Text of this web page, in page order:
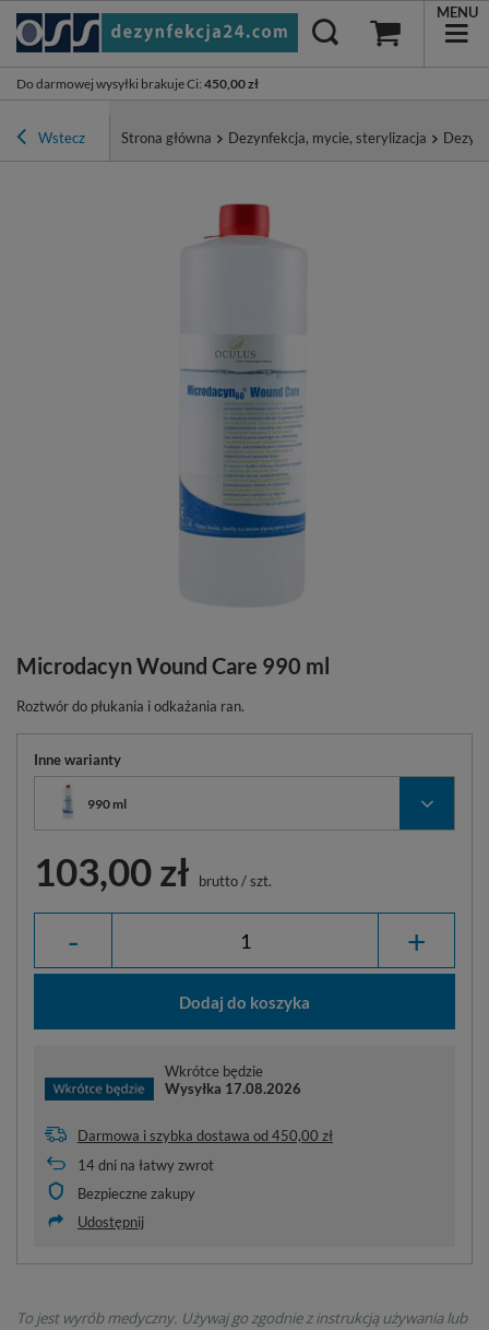
Do darmowej wysyłki brakuje Ci: 450,00 zł
MENU
Wstecz Strona główna Dezynfekcja, mycie, sterylizacja
Microdacyn Wound Care 990 ml
Roztwór do płukania i odkażania ran.
Inne warianty
990 ml
103,00 zł brutto/szt.
- +
Dodaj do koszyka
Wkrótce będzie
Wysyłka 17.08.2026
Darmowa i szybka dostawa od450,00 zł
14dni na łatwy zwrot
Bezpieczne zakupy
Udostępnij
To jest wyrób medyczny. Używaj go zgodnie z instrukcją używania lub